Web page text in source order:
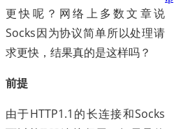
更快呢？网络上多数文章说
Socks因为协议简单所以处理请
求更快，结果真的是这样吗？
前提
由于HTTP1.1的长连接和Socks